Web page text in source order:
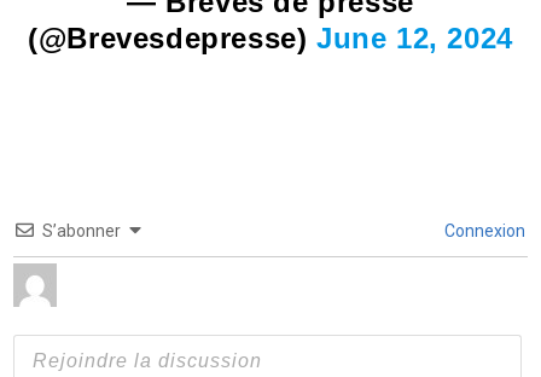
(@Brevesdepresse) June 12, 2024
S’abonner Connexion